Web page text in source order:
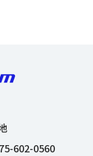
602-0560